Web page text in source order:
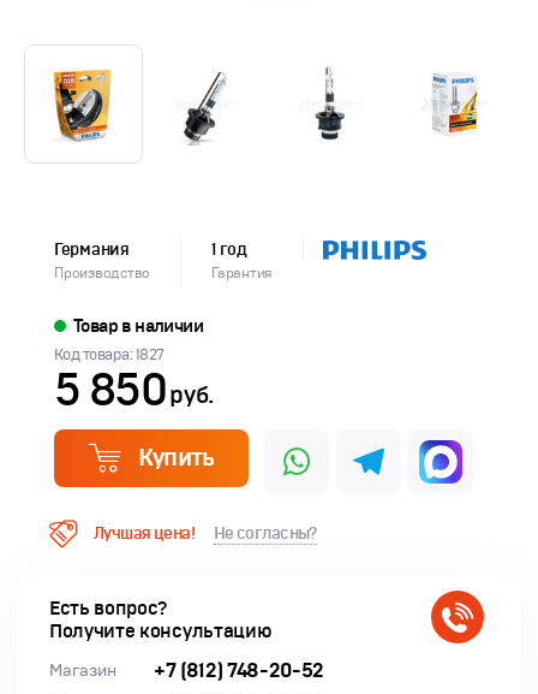
Производство
Германия
Гарантия
1 год
Товар в наличии
Код товара: 1827
5 850руб.
Купить
Лучшая цена! Не согласны?
Есть вопрос?
Получите консультацию
Магазин +7 (812) 748-20-52